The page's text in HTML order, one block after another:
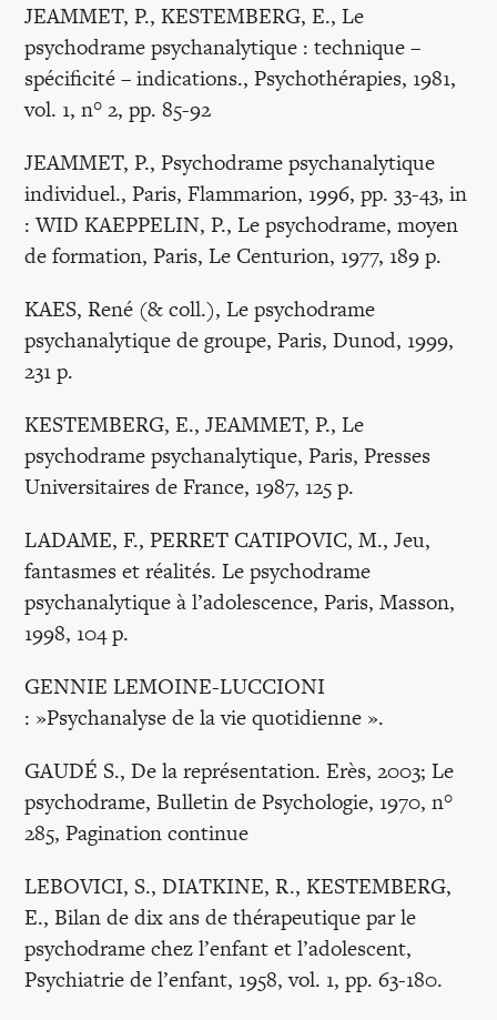
JEAMMET, P., KESTEMBERG, E., Le
psychodrame psychanalytique : technique –
spécificité – indications., Psychothérapies, 1981,
vol. 1, n° 2, pp. 85-92
JEAMMET, P., Psychodrame psychanalytique
individuel., Paris, Flammarion, 1996, pp. 33-43, in
: WID KAEPPELIN, P., Le psychodrame, moyen
de formation, Paris, Le Centurion, 1977, 189 p.
KAES, René (& coll.), Le psychodrame
psychanalytique de groupe, Paris, Dunod, 1999,
231 p.
KESTEMBERG, E., JEAMMET, P., Le
psychodrame psychanalytique, Paris, Presses
Universitaires de France, 1987, 125 p.
LADAME, F., PERRET CATIPOVIC, M., Jeu,
fantasmes et réalités. Le psychodrame
psychanalytique à l’adolescence, Paris, Masson,
1998, 104 p.
GENNIE LEMOINE-LUCCIONI
: »Psychanalyse de la vie quotidienne ».
GAUDÉ S., De la représentation. Erès, 2003; Le
psychodrame, Bulletin de Psychologie, 1970, n°
285, Pagination continue
LEBOVICI, S., DIATKINE, R., KESTEMBERG,
E., Bilan de dix ans de thérapeutique par le
psychodrame chez l’enfant et l’adolescent,
Psychiatrie de l’enfant, 1958, vol. 1, pp. 63-180.